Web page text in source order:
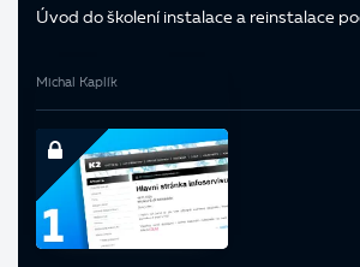
Úvod do školení instalace a reinstalace
Michal Kaplík